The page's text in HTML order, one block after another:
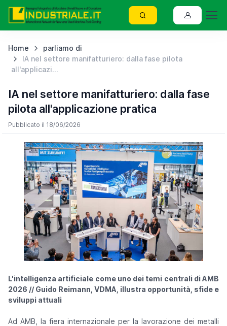
Home
parliamo di
IA nel settore manifatturiero: dalla fase pilota
all'applicazi...
IA nel settore manifatturiero: dalla fase
pilota all'applicazione pratica
Pubblicato il 18/06/2026
L'intelligenza artificiale come uno dei temi centrali di AMB
2026 // Guido Reimann, VDMA, illustra opportunità, sfide e
sviluppi attuali
Ad AMB, la fiera internazionale per la lavorazione dei metalli